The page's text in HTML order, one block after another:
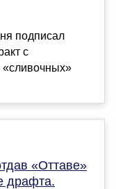
подписал
с
«Оттаве»
драфта.